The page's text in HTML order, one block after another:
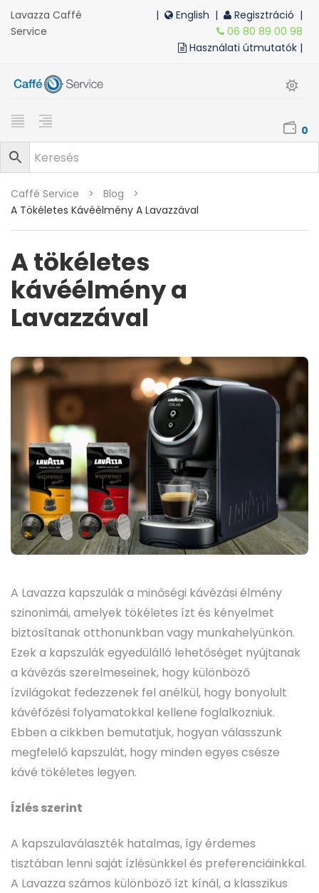
Lavazza Caffé
Service
| Regisztráció |
|
English
06 80 89 00 98
Használati útmutatók |
0
Caffé Service > Blog
>
A Tökéletes Kávéélmény A Lavazzával
A tökéletes
kávéélmény a
Lavazzával
A Lavazza kapszulák a minőségi kávézási élmény
szinonimái, amelyek tökéletes ízt és kényelmet
biztosítanak otthonunkban vagy munkahelyünkön.
Ezek a kapszulák egyedülálló lehetőséget nyújtanak
a kávézás szerelmeseinek, hogy különböző
ízvilágokat fedezzenek fel anélkül, hogy bonyolult
kávéfőzési folyamatokkal kellene foglalkozniuk.
Ebben a cikkben bemutatjuk, hogyan válasszunk
megfelelő kapszulát, hogy minden egyes csésze
kávé tökéletes legyen.
Ízlés szerint
A kapszulaválaszték hatalmas, így érdemes
tisztában lenni saját ízlésünkkel és preferenciáinkkal.
A Lavazza számos különböző ízt kínál, a klasszikus